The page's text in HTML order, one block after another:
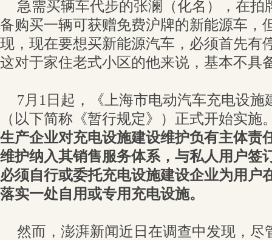
急需买辆车代步的张澜（化名），在拍
备购买一辆可获赠免费沪牌的新能源车，
现，现在要想买新能源汽车，必须首先有
这对于家住老式小区的他来说，基本不具
7月1日起，《上海市电动汽车充电设施
（以下简称《暂行规定》）正式开始实施
生产企业对充电设施建设维护负有主体责
维护纳入其销售服务体系，与私人用户签
必须自行或委托充电设施建设企业为用户
落实一处自用或专用充电设施。
然而，澎湃新闻近日在调查中发现，尽